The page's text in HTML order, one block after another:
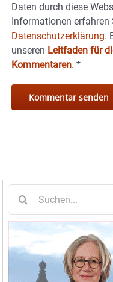
Daten durch diese
Informationen erfahren
Datenschutzerklärung.
unseren Leitfaden für
Kommentaren. *
nach: